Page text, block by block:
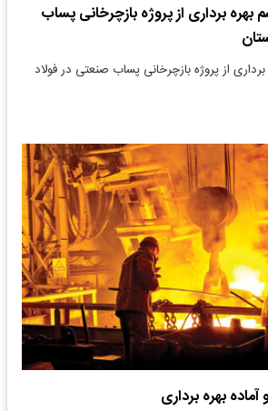
برداری از پروژه بازچرخانی پساب
از پروژه بازچرخانی پساب صنعتی در فولاد
بهره برداری